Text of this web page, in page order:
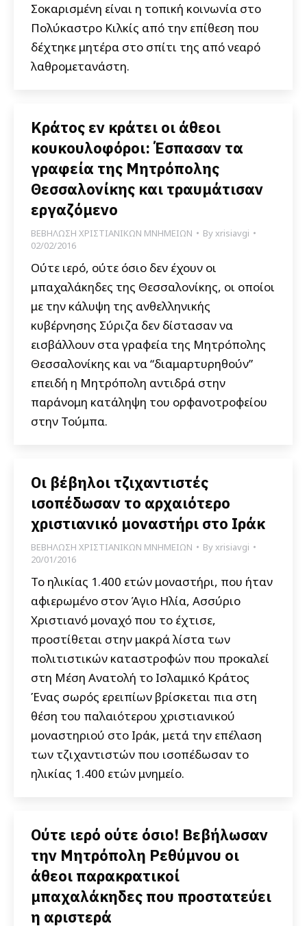
Σοκαρισμένη είναι η τοπική κοινωνία στο
Πολύκαστρο Κιλκίς από την επίθεση που
δέχτηκε μητέρα στο σπίτι της από νεαρό
λαθρομετανάστη.
Κράτος εν κράτει οι άθεοι
κουκουλοφόροι: Έσπασαν τα
γραφεία της Μητρόπολης
Θεσσαλονίκης και τραυμάτισαν
εργαζόμενο
ΒΕΒΗΛΩΣΗ ΧΡΙΣΤΙΑΝΙΚΩΝ ΜΝΗΜΕΙΩΝ Byxrisiavgi
02/02/2016
Ούτε ιερό, ούτε όσιο δεν έχουν οι
μπαχαλάκηδες της Θεσσαλονίκης, οι οποίοι
με την κάλυψη της ανθελληνικής
κυβέρνησης Σύριζα δεν δίστασαν να
εισβάλλουν στα γραφεία της Μητρόπολης
Θεσσαλονίκης και να “διαμαρτυρηθούν”
επειδή η Μητρόπολη αντιδρά στην
παράνομη κατάληψη του ορφανοτροφείου
στην Τούμπα.
Οι βέβηλοι τζιχαντιστές
ισοπέδωσαν το αρχαιότερο
χριστιανικό μοναστήρι στο Ιράκ
ΒΕΒΗΛΩΣΗ ΧΡΙΣΤΙΑΝΙΚΩΝ ΜΝΗΜΕΙΩΝ Byxrisiavgi
20/01/2016
Το ηλικίας 1.400 ετών μοναστήρι, που ήταν
αφιερωμένο στον Άγιο Ηλία, Ασσύριο
Χριστιανό μοναχό που το έχτισε,
προστίθεται στην μακρά λίστα των
πολιτιστικών καταστροφών που προκαλεί
στη Μέση Ανατολή το Ισλαμικό Κράτος
Ένας σωρός ερειπίων βρίσκεται πια στη
θέση του παλαιότερου χριστιανικού
μοναστηριού στο Ιράκ, μετά την επέλαση
των τζιχαντιστών που ισοπέδωσαν το
ηλικίας 1.400 ετών μνημείο.
Ούτε ιερό ούτε όσιο! Βεβήλωσαν
την Μητρόπολη Ρεθύμνου οι
άθεοι παρακρατικοί
μπαχαλάκηδες που προστατεύει
η αριστερά